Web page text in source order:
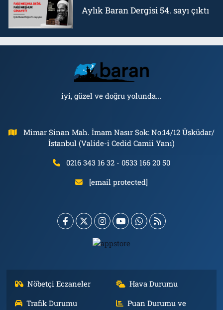
Aylık Baran Dergisi 54. sayı çıktı
iyi, güzel ve doğru yolunda...
Mimar Sinan Mah. İmam Nasır Sok: No:14/12 Üsküdar/
İstanbul (Valide-i Cedid Camii Yanı)
0216 343 16 32 - 0533 166 20 50
[email protected]
Nöbetçi Eczaneler
Hava Durumu
Trafik Durumu
Puan Durumu ve